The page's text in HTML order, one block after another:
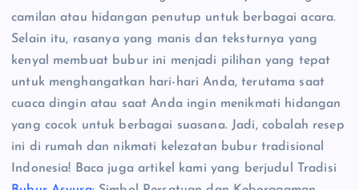
camilan atau hidangan penutup untuk berbagai acara.
Selain itu, rasanya yang manis dan teksturnya yang
kenyal membuat bubur ini menjadi pilihan yang tepat
untuk menghangatkan hari-hari Anda, terutama saat
cuaca dingin atau saat Anda ingin menikmati hidangan
yang cocok untuk berbagai suasana. Jadi, cobalah resep
ini di rumah dan nikmati kelezatan bubur tradisional
Indonesia! Baca juga artikel kami yang berjudul Tradisi